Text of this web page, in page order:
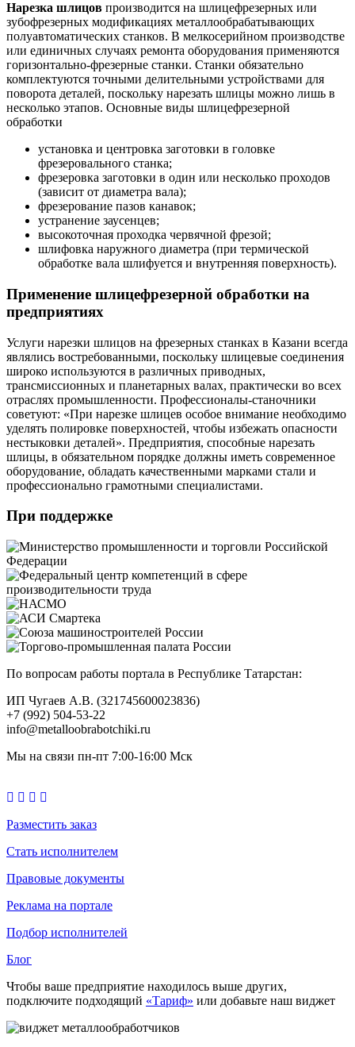
Нарезка шлицов производится на шлицефрезерных или
зубофрезерных модификациях металлообрабатывающих
полуавтоматических станков. В мелкосерийном производстве
или единичных случаях ремонта оборудования применяются
горизонтально-фрезерные станки. Станки обязательно
комплектуются точными делительными устройствами для
поворота деталей, поскольку нарезать шлицы можно лишь в
несколько этапов. Основные виды шлицефрезерной
обработки
установка и центровка заготовки в головке
фрезеровального станка;
фрезеровка заготовки в один или несколько проходов
(зависит от диаметра вала);
фрезерование пазов канавок;
устранение заусенцев;
высокоточная проходка червячной фрезой;
шлифовка наружного диаметра (при термической
обработке вала шлифуется и внутренняя поверхность).
Применение шлицефрезерной обработки на
предприятиях
Услуги нарезки шлицов на фрезерных станках в Казани всегда
являлись востребованными, поскольку шлицевые соединения
широко используются в различных приводных,
трансмиссионных и планетарных валах, практически во всех
отраслях промышленности. Профессионалы-станочники
советуют: «При нарезке шлицев особое внимание необходимо
уделять полировке поверхностей, чтобы избежать опасности
нестыковки деталей». Предприятия, способные нарезать
шлицы, в обязательном порядке должны иметь современное
оборудование, обладать качественными марками стали и
профессионально грамотными специалистами.
При поддержке
По вопросам работы портала в Республике Татарстан:
ИП Чугаев А.В. (321745600023836)
+7 (992) 504-53-22
info@metalloobrabotchiki.ru
Мы на связи пн-пт 7:00-16:00 Мск
Разместить заказ
Стать исполнителем
Правовые документы
Реклама на портале
Подбор исполнителей
Блог
Чтобы ваше предприятие находилось выше других,
подключите подходящий «Тариф» или добавьте наш виджет